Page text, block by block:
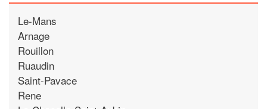
Le-Mans
Arnage
Rouillon
Ruaudin
Saint-Pavace
Rene